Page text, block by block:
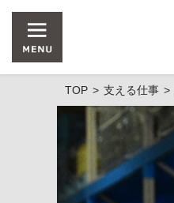
TOP 支える仕事